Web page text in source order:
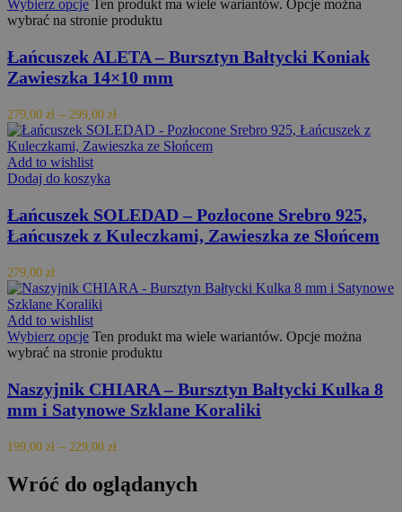
Wybierz opcje Ten produkt ma wiele wariantów. Opcje można
wybrać na stronie produktu
Łańcuszek ALETA – Bursztyn Bałtycki Koniak
Zawieszka 14×10 mm
279,00 zł – 299,00 zł
Add to wishlist
Dodaj do koszyka
Łańcuszek SOLEDAD – Pozłocone Srebro 925,
Łańcuszek z Kuleczkami, Zawieszka ze Słońcem
279,00 zł
Add to wishlist
Wybierz opcje Ten produkt ma wiele wariantów. Opcje można
wybrać na stronie produktu
Naszyjnik CHIARA – Bursztyn Bałtycki Kulka 8
mm i Satynowe Szklane Koraliki
199,00 zł – 229,00 zł
Wróć do oglądanych
Nazwa
Domena
przechowywania
Opis
Inc.
.orodebaltica.pl
Facebooka do
dostarczania
czasie
rzeczywistym